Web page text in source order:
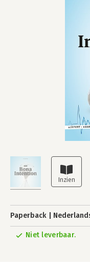
Paperback
Niet leverbaar.